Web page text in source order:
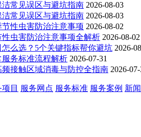
常见误区与避坑指南 2026-08-03
常见误区与避坑指南 2026-08-03
性虫害防治注意事项 2026-08-02
虫害防治注意事项全解析 2026-08-02
么选？5个关键指标帮你避坑 2026-
务标准流程解析 2026-07-31
接触区域消毒与防控全指南 2026-
目 服务网点 服务标准 服务案例 新